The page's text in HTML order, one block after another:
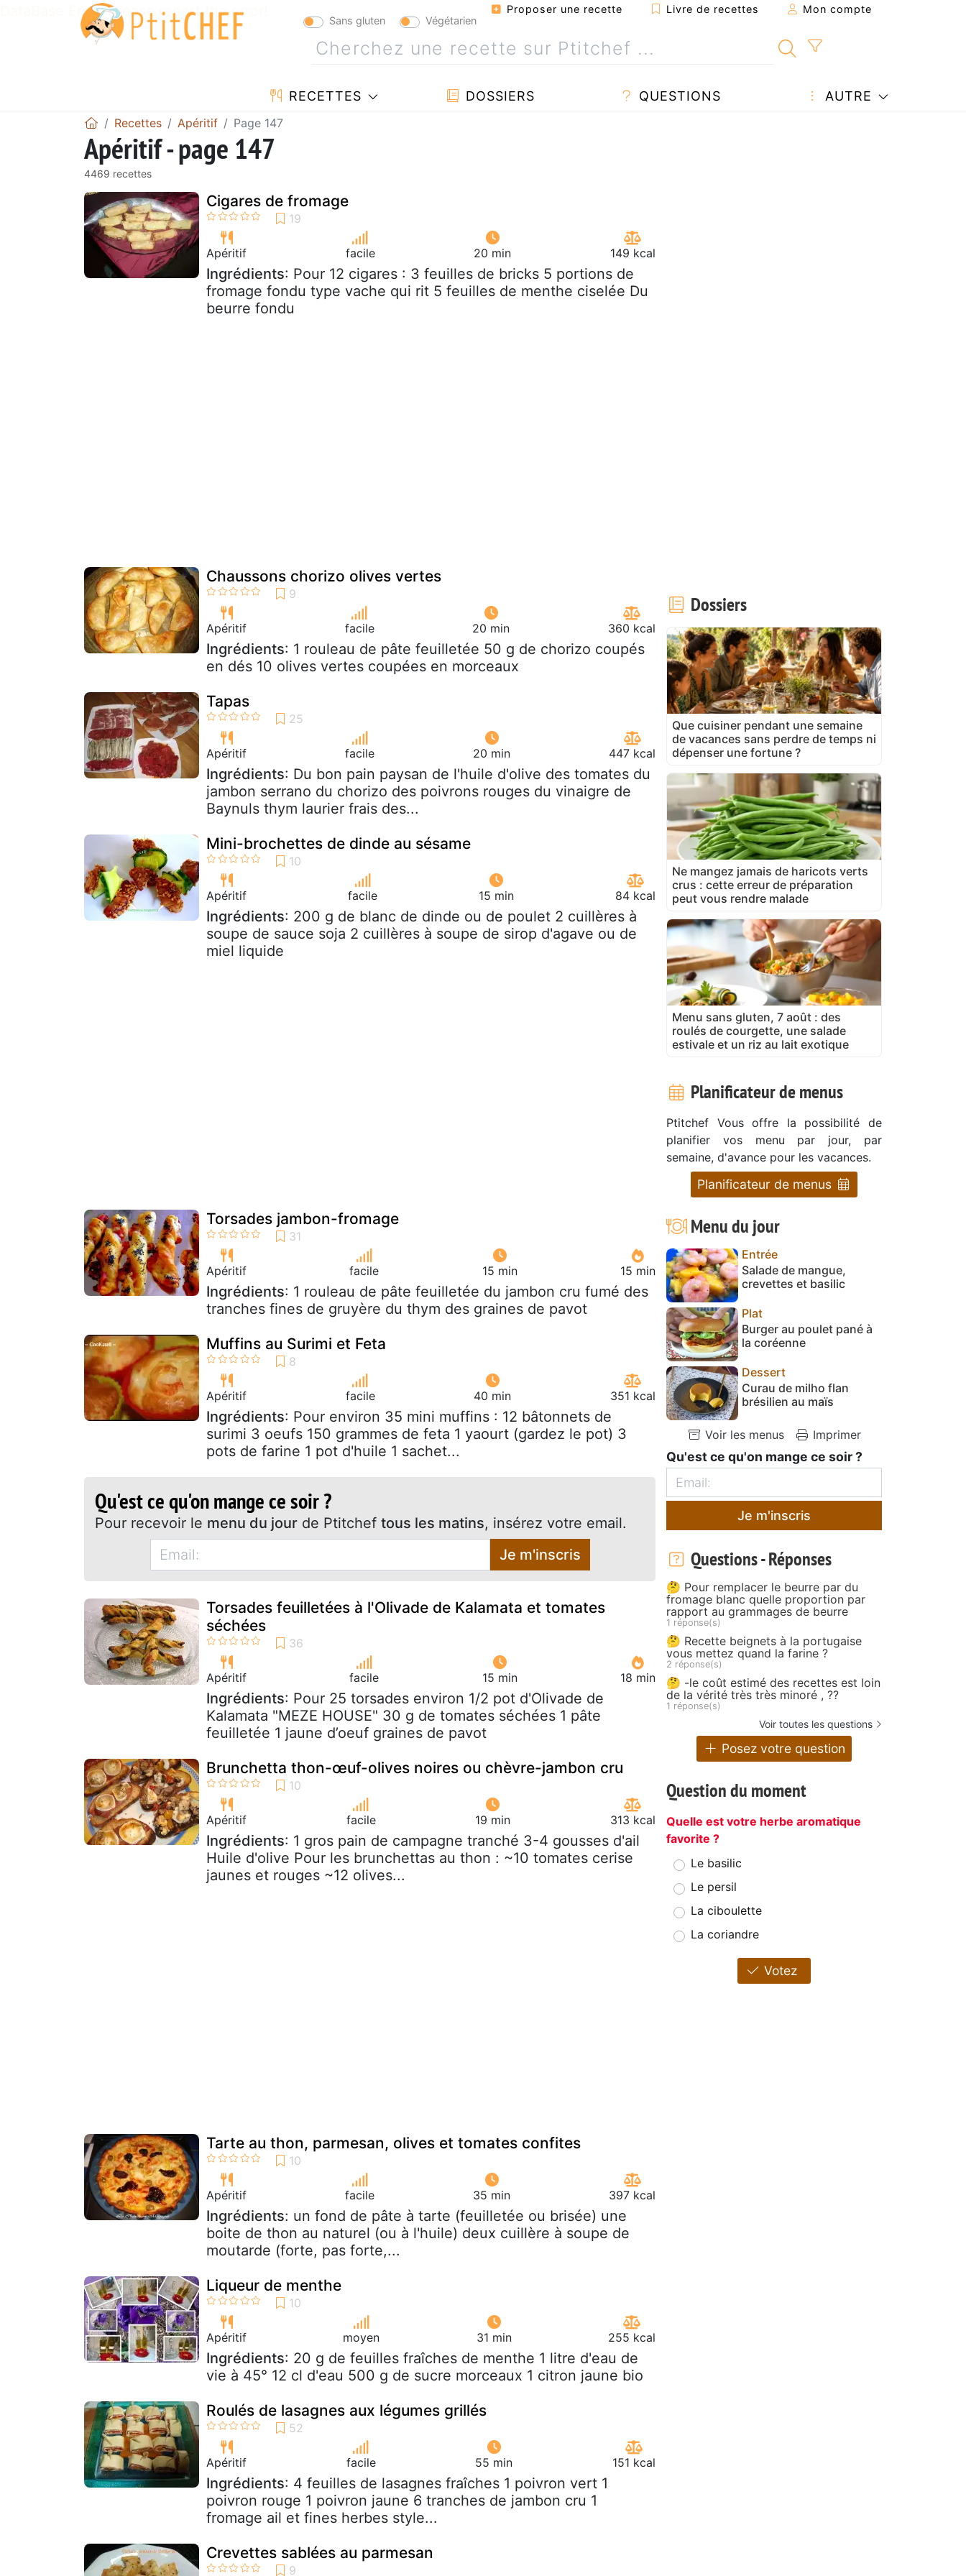
DataBase Error! Please report the error!
Sans gluten Végétarien
Proposer une recette Livre de recettes Mon compte
RECETTES DOSSIERS QUESTIONS AUTRE
Recettes Apéritif Page 147
Apéritif - page 147
4469 recettes
Cigares de fromage
Apéritif facile 20 min 149 kcal
Ingrédients: Pour 12 cigares : 3 feuilles de bricks 5 portions de
fromage fondu type vache qui rit 5 feuilles de menthe ciselée Du
beurre fondu
Chaussons chorizo olives vertes
Apéritif facile 20 min 360 kcal
Ingrédients: 1 rouleau de pâte feuilletée 50 g de chorizo coupés
en dés 10 olives vertes coupées en morceaux
Tapas
Apéritif facile 20 min 447 kcal
Ingrédients: Du bon pain paysan de l'huile d'olive des tomates du
jambon serrano du chorizo des poivrons rouges du vinaigre de
Baynuls thym laurier frais des...
Mini-brochettes de dinde au sésame
Apéritif facile 15 min 84 kcal
Ingrédients: 200 g de blanc de dinde ou de poulet 2 cuillères à
soupe de sauce soja 2 cuillères à soupe de sirop d'agave ou de
miel liquide
Torsades jambon-fromage
Apéritif facile 15 min 15 min
Ingrédients: 1 rouleau de pâte feuilletée du jambon cru fumé des
tranches fines de gruyère du thym des graines de pavot
Muffins au Surimi et Feta
Apéritif facile 40 min 351 kcal
Ingrédients: Pour environ 35 mini muffins : 12 bâtonnets de
surimi 3 oeufs 150 grammes de feta 1 yaourt (gardez le pot) 3
pots de farine 1 pot d'huile 1 sachet...
Qu'est ce qu'on mange ce soir ?
Pour recevoir le menu du jour de Ptitchef tous les matins, insérez votre email.
Je m'inscris
Torsades feuilletées à l'Olivade de Kalamata et tomates
séchées
Apéritif facile 15 min 18 min
Ingrédients: Pour 25 torsades environ 1/2 pot d'Olivade de
Kalamata "MEZE HOUSE" 30 g de tomates séchées 1 pâte
feuilletée 1 jaune d’oeuf graines de pavot
Brunchetta thon-œuf-olives noires ou chèvre-jambon cru
Apéritif facile 19 min 313 kcal
Ingrédients: 1 gros pain de campagne tranché 3-4 gousses d'ail
Huile d'olive Pour les brunchettas au thon : ~10 tomates cerise
jaunes et rouges ~12 olives...
Tarte au thon, parmesan, olives et tomates confites
Apéritif facile 35 min 397 kcal
Ingrédients: un fond de pâte à tarte (feuilletée ou brisée) une
boite de thon au naturel (ou à l'huile) deux cuillère à soupe de
moutarde (forte, pas forte,...
Liqueur de menthe
Apéritif moyen 31 min 255 kcal
Ingrédients: 20 g de feuilles fraîches de menthe 1 litre d'eau de
vie à 45° 12 cl d'eau 500 g de sucre morceaux 1 citron jaune bio
Roulés de lasagnes aux légumes grillés
Apéritif facile 55 min 151 kcal
Ingrédients: 4 feuilles de lasagnes fraîches 1 poivron vert 1
poivron rouge 1 poivron jaune 6 tranches de jambon cru 1
fromage ail et fines herbes style...
Crevettes sablées au parmesan
Dossiers
Que cuisiner pendant une semaine
de vacances sans perdre de temps ni
dépenser une fortune ?
Ne mangez jamais de haricots verts
crus : cette erreur de préparation
peut vous rendre malade
Menu sans gluten, 7 août : des
roulés de courgette, une salade
estivale et un riz au lait exotique
Planificateur de menus
Ptitchef Vous offre la possibilité de
planifier vos menu par jour, par
semaine, d'avance pour les vacances.
Planificateur de menus
Menu du jour
Entrée
Salade de mangue,
crevettes et basilic
Plat
Burger au poulet pané à
la coréenne
Dessert
Curau de milho flan
brésilien au maïs
Voir les menus Imprimer
Qu'est ce qu'on mange ce soir ?
Je m'inscris
Questions - Réponses
🤔 Pour remplacer le beurre par du
fromage blanc quelle proportion par
rapport au grammages de beurre
1 réponse(s)
🤔 Recette beignets à la portugaise
vous mettez quand la farine ?
2 réponse(s)
🤔 -le coût estimé des recettes est loin
de la vérité très très minoré , ??
1 réponse(s)
Voir toutes les questions
Posez votre question
Question du moment
Quelle est votre herbe aromatique
favorite ?
Le basilic
Le persil
La ciboulette
La coriandre
Votez